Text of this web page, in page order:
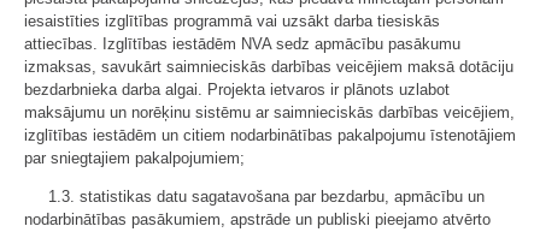
iesaistīties izglītības programmā vai uzsākt darba tiesiskās
attiecības. Izglītības iestādēm NVA sedz apmācību pasākumu
izmaksas, savukārt saimnieciskās darbības veicējiem maksā dotāciju
bezdarbnieka darba algai. Projekta ietvaros ir plānots uzlabot
maksājumu un norēķinu sistēmu ar saimnieciskās darbības veicējiem,
izglītības iestādēm un citiem nodarbinātības pakalpojumu īstenotājiem
par sniegtajiem pakalpojumiem;
1.3. statistikas datu sagatavošana par bezdarbu, apmācību un
nodarbinātības pasākumiem, apstrāde un publiski pieejamo atvērto